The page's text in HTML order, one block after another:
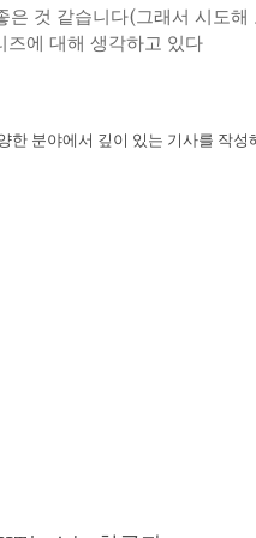
것 같습니다(그래서 시도해
즈에 대해 생각하고 있다
한 분야에서 깊이 있는 기사를 작